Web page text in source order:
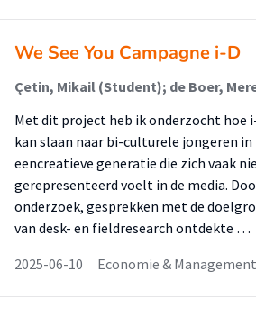
We See You Campagne i-D
Met dit project heb ik onderzocht hoe
kan slaan naar bi-culturele jongeren in
eencreatieve generatie die zich vaak
gerepresenteerd voelt in de media.
onderzoek, gesprekken met de
van desk- en fieldresearch ontdekte …
2025-06-10
Economie & Management